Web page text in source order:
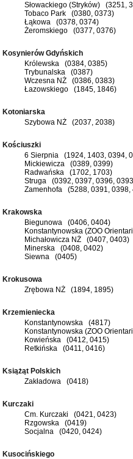
Słowackiego (Stryków) (3251,
Tobaco Park (0380, 0373)
Łąkowa (0378, 0374)
Żeromskiego (0377, 0376)
Kosynierów Gdyńskich
Królewska (0384, 0385)
Trybunalska (0387)
Wczesna NŻ (0386, 0383)
Łazowskiego (1845, 1846)
Kotoniarska
Szybowa NŻ (2037, 2038)
Kościuszki
6 Sierpnia (1924, 1403, 0394,
Mickiewicza (0389, 0399)
Radwańska (1702, 1703)
Struga (0392, 0397, 0396,
Zamenhofa (5288, 0391, 0398,
Krakowska
Biegunowa (0406, 0404)
Konstantynowska (ZOO
Michałowicza NŻ (0407, 0403)
Minerska (0408, 0402)
Siewna (0405)
Krokusowa
Zrębowa NŻ (1894, 1895)
Krzemieniecka
Konstantynowska (4817)
Konstantynowska (ZOO
Kowieńska (0412, 0415)
Retkińska (0411, 0416)
Książąt Polskich
Zakładowa (0418)
Kurczaki
Cm. Kurczaki (0421, 0423)
Rzgowska (0419)
Socjalna (0420, 0424)
Kusocińskiego